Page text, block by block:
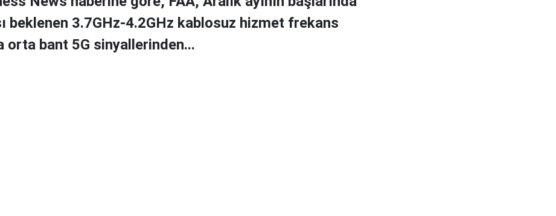
beklenen 3.7GHz-4.2GHz kablosuz hizmet frekans
orta bant 5G sinyallerinden...